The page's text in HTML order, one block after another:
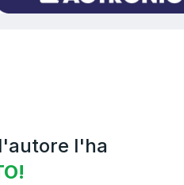
l'ha